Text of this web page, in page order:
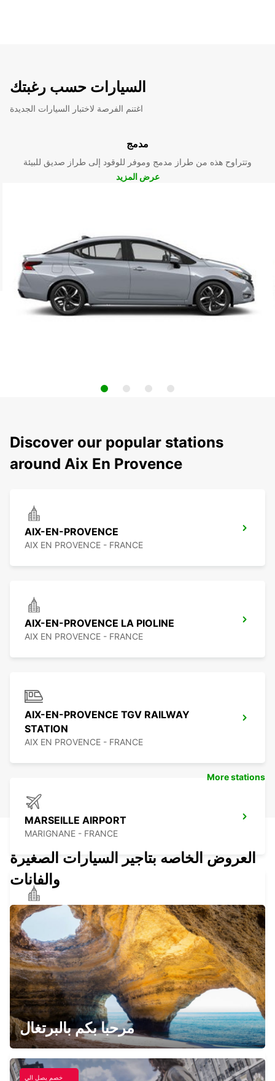
السيارات حسب رغبتك
اغتنم الفرصة لاختبار السيارات الجديدة
مدمج
وتتراوح هذه من طراز مدمج وموفر للوقود إلى طراز صديق للبيئة
عرض المزيد
Discover our popular stations
around Aix En Provence
AIX-EN-PROVENCE
AIX EN PROVENCE - FRANCE
AIX-EN-PROVENCE LA PIOLINE
AIX EN PROVENCE - FRANCE
AIX-EN-PROVENCE TGV RAILWAY
STATION
AIX EN PROVENCE - FRANCE
MARSEILLE AIRPORT
MARIGNANE - FRANCE
SALON-DE-PROVENCE
SALON DE PROVENCE - FRANCE
MARSEILLE ARNAVAUX
MARSEILLE - FRANCE
More stations
العروض الخاصه بتاجير السيارات الصغيرة
والفانات
مرحبا بكم بالبرتغال
خصم يصل الي